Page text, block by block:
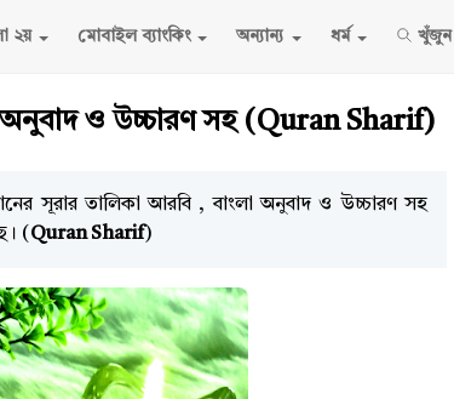
২য় মোবাইল ব্যাংকিং অন্যান্য ধর্ম খুঁজুন
ও উচ্চারণ সহ (Quran Sharif)
সূরার তালিকা আরবি , বাংলা অনুবাদ ও উচ্চারণ সহ
( Quran Sharif)